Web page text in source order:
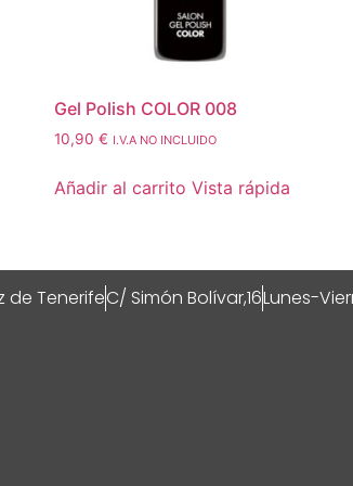
Gel Polish COLOR 008
10,90 € I.V.A NO INCLUIDO
Añadir al carrito Vista rápida
de TenerifeC/ Simón Bolívar,16Lunes-